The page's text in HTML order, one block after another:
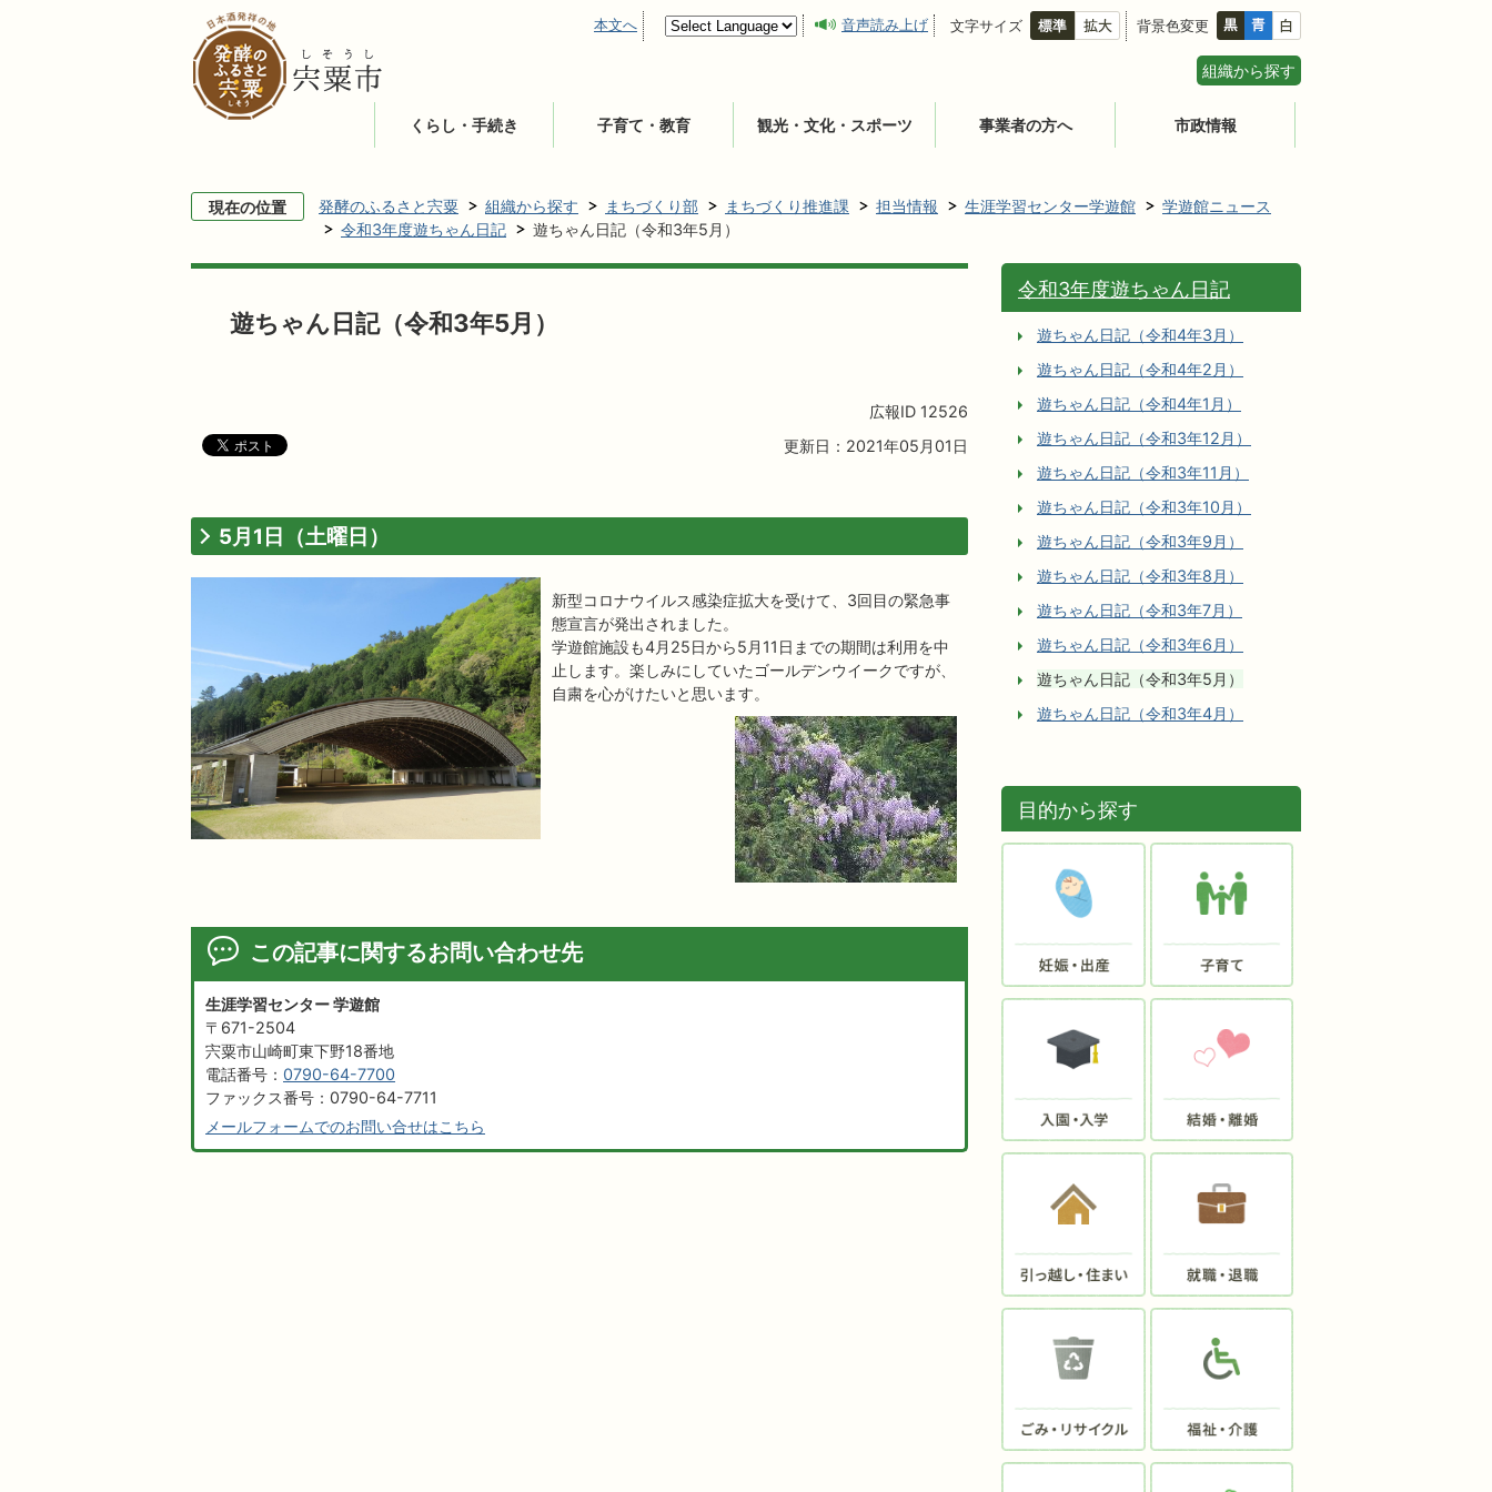
本文へ 音声読み上げ 文字サイズ 背景色変更
組織から探す
くらし・手続き 子育て・教育 観光・文化・スポーツ 事業者の方へ 市政情報
現在の位置 発酵のふるさと宍粟 組織から探す まちづくり部 まちづくり推進課 担当情報 生涯学習センター学遊館
学遊館ニュース
令和3年度遊ちゃん日記
遊ちゃん日記（令和3年5月）
遊ちゃん日記（令和3年5月）
広報ID 12526
更新日：2021年05月01日
5月1日（土曜日）
新型コロナウイルス感染症拡大を受けて、3回目の緊急事
態宣言が発出されました。
学遊館施設も4月25日から5月11日までの期間は利用を中
止します。楽しみにしていたゴールデンウイークですが、
自粛を心がけたいと思います。
この記事に関するお問い合わせ先
生涯学習センター 学遊館
〒671-2504
宍粟市山崎町東下野18番地
電話番号： 0790-64-7700
ファックス番号：0790-64-7711
メールフォームでのお問い合せはこちら
令和3年度遊ちゃん日記
遊ちゃん日記（令和4年3月）
遊ちゃん日記（令和4年2月）
遊ちゃん日記（令和4年1月）
遊ちゃん日記（令和3年12月）
遊ちゃん日記（令和3年11月）
遊ちゃん日記（令和3年10月）
遊ちゃん日記（令和3年9月）
遊ちゃん日記（令和3年8月）
遊ちゃん日記（令和3年7月）
遊ちゃん日記（令和3年6月）
遊ちゃん日記（令和3年5月）
遊ちゃん日記（令和3年4月）
目的から探す